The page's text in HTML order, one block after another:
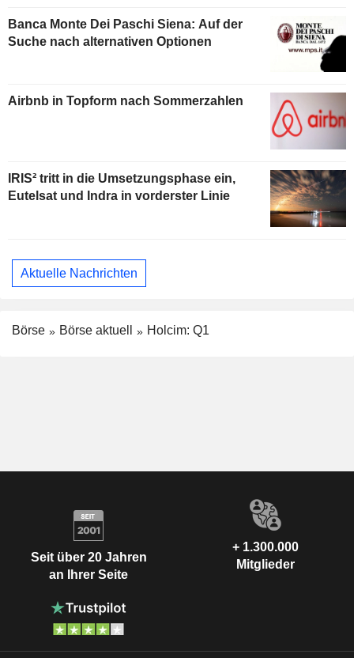
Banca Monte Dei Paschi Siena: Auf der
Suche nach alternativen Optionen
Airbnb in Topform nach Sommerzahlen
IRIS² tritt in die Umsetzungsphase ein,
Eutelsat und Indra in vorderster Linie
Aktuelle Nachrichten
Börse Börse aktuell Holcim: Q1
Seit über 20 Jahren
an Ihrer Seite
+ 1.300.000
Mitglieder